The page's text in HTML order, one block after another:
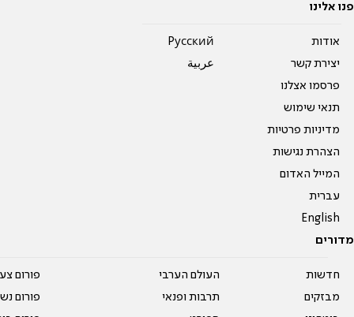
פנו אלינו
אודות
יצירת קשר
פרסמו אצלנו
תנאי שימוש
מדיניות פרטיות
הצהרת נגישות
המייל האדום
עברית
English
Pусский
عربية
מדורים
חדשות
מבזקים
העולם הערבי
תרבות ופנאי
פורום
פורום